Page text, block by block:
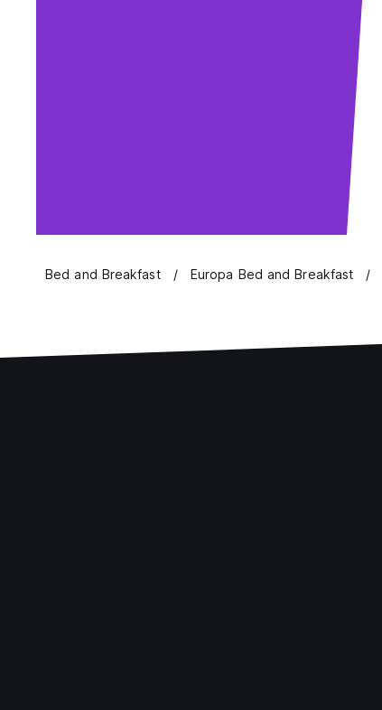
Bed and Breakfast Europa Bed and Breakfast